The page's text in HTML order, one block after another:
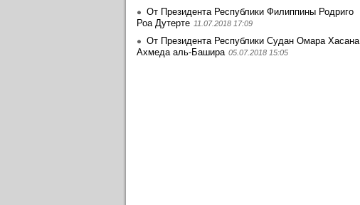
От Президента Республики Филиппины Родриго
Роа Дутерте 11.07.2018 17:09
От Президента Республики Судан Омара Хасана
Ахмеда аль-Башира 05.07.2018 15:05